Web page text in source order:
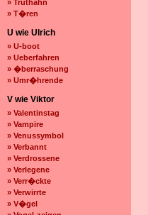
» Truthahn
» T�ren
U wie Ulrich
» U-boot
» Ueberfahren
» �berraschung
» Umr�hrende
V wie Viktor
» Valentinstag
» Vampire
» Venussymbol
» Verbannt
» Verdrossene
» Verlegene
» Verr�ckte
» Verwirrte
» V�gel